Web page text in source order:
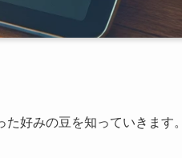
好みの豆を知っていきます。